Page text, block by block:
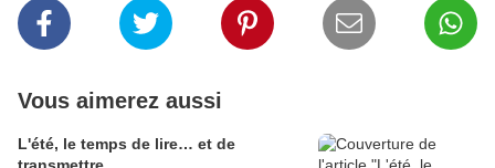
Vous aimerez aussi
L'été, le temps de lire… et de